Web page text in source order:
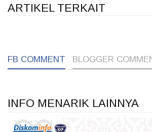
ARTIKEL TERKAIT
FB COMMENT BLOGGER
INFO MENARIK LAINNYA